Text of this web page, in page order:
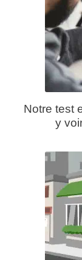
Notre test
y